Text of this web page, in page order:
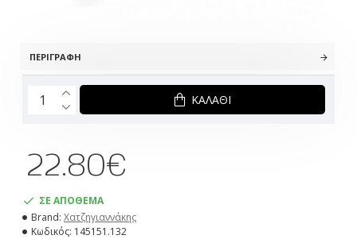
ΠΕΡΙΓΡΑΦΉ
ΣΕ ΑΠΟΘΕΜΑ
Brand: Χατζηγιαννάκης
Κωδικός: 145151.132
22.80€
ΚΑΛΆΘΙ